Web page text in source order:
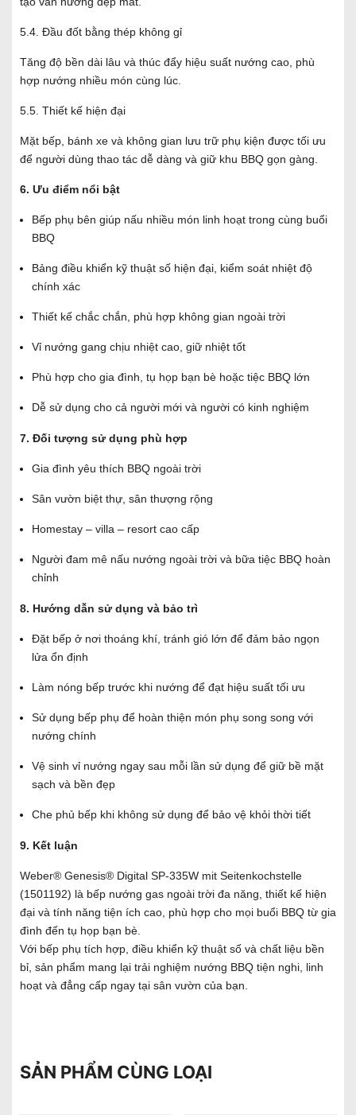
5.4. Đầu đốt bằng thép không gỉ
Tăng độ bền dài lâu và thúc đẩy hiệu suất nướng cao, phù
hợp nướng nhiều món cùng lúc.
5.5. Thiết kế hiện đại
Mặt bếp, bánh xe và không gian lưu trữ phụ kiện được tối ưu
để người dùng thao tác dễ dàng và giữ khu BBQ gọn gàng.
6. Ưu điểm nổi bật
Bếp phụ bên giúp nấu nhiều món linh hoạt trong cùng buổi
BBQ
Bảng điều khiển kỹ thuật số hiện đại, kiểm soát nhiệt độ
chính xác
Thiết kế chắc chắn, phù hợp không gian ngoài trời
Vỉ nướng gang chịu nhiệt cao, giữ nhiệt tốt
Phù hợp cho gia đình, tụ họp bạn bè hoặc tiệc BBQ lớn
Dễ sử dụng cho cả người mới và người có kinh nghiệm
7. Đối tượng sử dụng phù hợp
Gia đình yêu thích BBQ ngoài trời
Sân vườn biệt thự, sân thượng rộng
Homestay – villa – resort cao cấp
Người đam mê nấu nướng ngoài trời và bữa tiệc BBQ hoàn
chỉnh
8. Hướng dẫn sử dụng và bảo trì
Đặt bếp ở nơi thoáng khí, tránh gió lớn để đảm bảo ngọn
lửa ổn định
Làm nóng bếp trước khi nướng để đạt hiệu suất tối ưu
Sử dụng bếp phụ để hoàn thiện món phụ song song với
nướng chính
Vệ sinh vỉ nướng ngay sau mỗi lần sử dụng để giữ bề mặt
sạch và bền đẹp
Che phủ bếp khi không sử dụng để bảo vệ khỏi thời tiết
9. Kết luận
Weber® Genesis® Digital SP-335W mit Seitenkochstelle
(1501192) là bếp nướng gas ngoài trời đa năng, thiết kế hiện
đại và tính năng tiện ích cao, phù hợp cho mọi buổi BBQ từ gia
đình đến tụ họp bạn bè.
Với bếp phụ tích hợp, điều khiển kỹ thuật số và chất liệu bền
bỉ, sản phẩm mang lại trải nghiệm nướng BBQ tiện nghi, linh
hoạt và đẳng cấp ngay tại sân vườn của bạn.
SẢN PHẨM CÙNG LOẠI